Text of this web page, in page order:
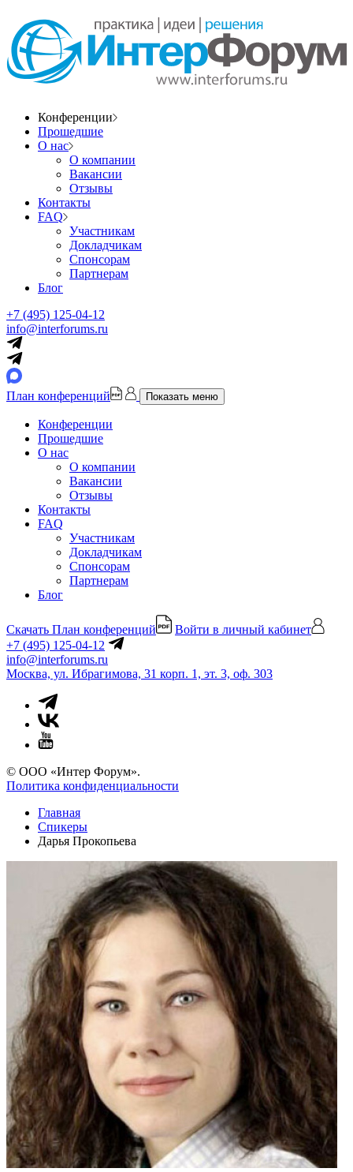
Конференции
Прошедшие
О нас
О компании
Вакансии
Отзывы
Контакты
FAQ
Участникам
Докладчикам
Спонсорам
Партнерам
Блог
+7 (495) 125-04-12
info@interforums.ru
План конференций Показать меню
Конференции
Прошедшие
О нас
О компании
Вакансии
Отзывы
Контакты
FAQ
Участникам
Докладчикам
Спонсорам
Партнерам
Блог
Скачать План конференций
Войти в личный кабинет
+7 (495) 125-04-12
info@interforums.ru
Москва, ул. Ибрагимова, 31 корп. 1, эт. 3, оф. 303
© ООО «Интер Форум».
Политика конфиденциальности
Главная
Спикеры
Дарья Прокопьева